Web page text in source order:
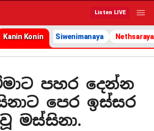
Listen LIVE
Kanin Konin Siwenimanaya Nethsaraya
පහර දෙන්න
පෙර ඉස්සර
වූ මස්සිනා.